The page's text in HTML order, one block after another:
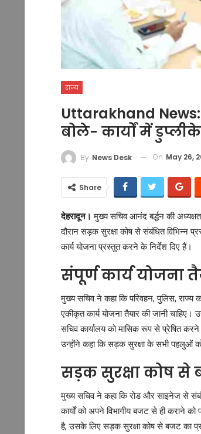
राज्य
Uttarakhand
बोले- कार्यों में
By News Desk On May 26,
Share
देहरादून।मुख्य सचिव आनंद बर्द्धन की
दौरान सड़क सुरक्षा कोष से संबंधित विभिन्न
कार्य योजना प्रस्तुत करने के निर्देश दिए हैं।
संपूर्ण कार्य योजना
मुख्य सचिव ने कहा कि परिवहन, पुलिस,
एकीकृत कार्य योजना तैयार की जानी चाहिए।
सचिव कार्यालय को मासिक रूप से प्रेषित करने
उन्होंने कहा कि सड़क सुरक्षा के सभी पहलुओं को
सड़क सुरक्षा कोष से
मुख्य सचिव ने कहा कि रोड और साइनेज से
कार्यों को अपने विभागीय बजट से ही कराने
है, उसके लिए सड़क सुरक्षा कोष से बजट का